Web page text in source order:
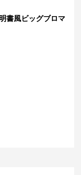
書風ビッグブロマ